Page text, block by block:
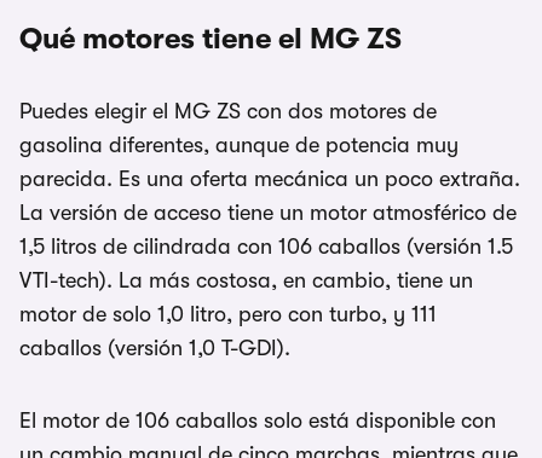
Qué motores tiene el MG ZS
Puedes elegir el MG ZS con dos motores de
gasolina diferentes, aunque de potencia muy
parecida. Es una oferta mecánica un poco extraña.
La versión de acceso tiene un motor atmosférico de
1,5 litros de cilindrada con 106 caballos (versión 1.5
VTI-tech). La más costosa, en cambio, tiene un
motor de solo 1,0 litro, pero con turbo, y 111
caballos (versión 1,0 T-GDI).
El motor de 106 caballos solo está disponible con